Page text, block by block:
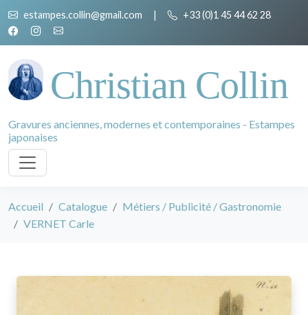
estampes.collin@gmail.com | +33 (0)1 45 44 62 28
Christian Collin
Gravures anciennes, modernes et contemporaines - Estampes
japonaises
Accueil Catalogue
Métiers / Publicité / Gastronomie
VERNET Carle